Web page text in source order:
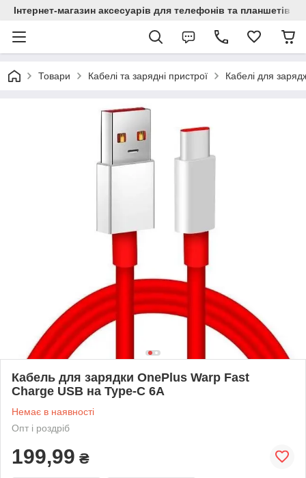
Інтернет-магазин аксесуарів для телефонів та планшетів
Товари Кабелі та зарядні пристрої Кабелі для
Кабель для зарядки OnePlus Warp Fast
Charge USB на Type-C 6A
Немає в наявності
Опт і роздріб
199,99 ₴